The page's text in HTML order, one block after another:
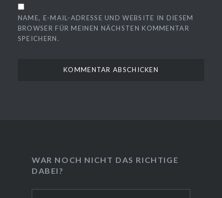
NAME, E-MAIL-ADRESSE UND WEBSITE IN DIESEM
BROWSER FÜR MEINEN NÄCHSTEN KOMMENTAR
SPEICHERN.
WAR NOCH NICHT DAS RICHTIGE
DABEI?